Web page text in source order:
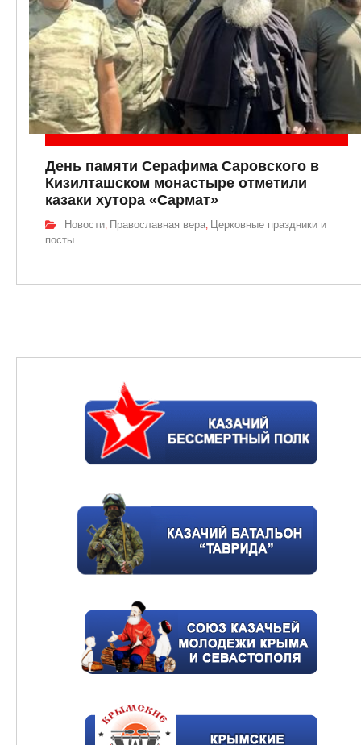
День памяти Серафима Саровского в
Кизилташском монастыре отметили
казаки хутора «Сармат»
Новости Православная вера Церковные праздники и
посты